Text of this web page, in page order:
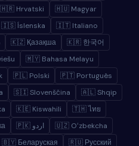
🇭🇷 Hrvatski
🇭🇺 Magyar
🇮🇸 Íslenska
🇮🇹 Italiano
🇰🇿 Қазақша
🇰🇷 한국어
🇲🇾 Bahasa Melayu
🇵🇱 Polski
🇵🇹 Português
🇸🇮 Slovenščina
🇦🇱 Shqip
🇰🇪 Kiswahili
🇹🇭 ไทย
🇵🇰 اردو
🇺🇿 Oʻzbekcha
🇧🇾 Беларуская 🇷🇺 Русский